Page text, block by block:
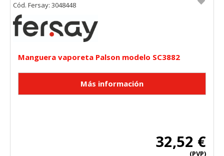
Manguera vaporeta Palson modelo SC3882
32,52 €
(PVP)
Cód. Fersay: 3048448